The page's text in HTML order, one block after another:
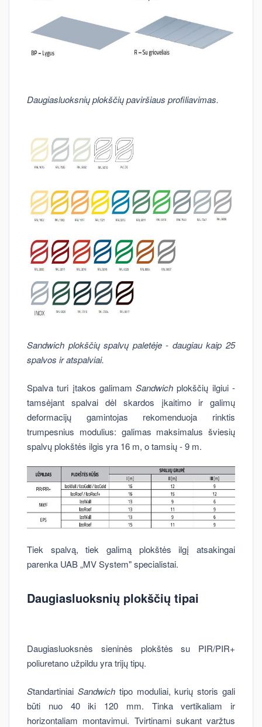
Daugiasluoksnių plokščių paviršiaus profiliavimas.
Sandwich plokščių spalvų paletėje - daugiau kaip 25
spalvos ir atspalviai.
Spalva turi įtakos galimamSandwichplokščių ilgiui -
tamsėjant spalvai dėl skardos įkaitimo ir galimų
deformacijų gamintojas rekomenduoja rinktis
trumpesnius modulius: galimas maksimalus šviesių
spalvų plokštės ilgis yra 16 m, o tamsių - 9 m.
Tiek spalvą, tiek galimą plokštės ilgį atsakingai
parenka UAB „MV System" specialistai.
Daugiasluoksnių plokščių tipai
Daugiasluoksnės sieninės plokštės su PIR/PIR+
poliuretano užpildu yra trijų tipų.
Standartiniai Sandwichtipo moduliai, kurių storis gali
būti nuo 40 iki 120 mm. Tinka vertikaliam ir
horizontaliam montavimui. Tvirtinami sukant varžtus